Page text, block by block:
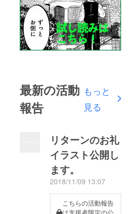
最新の活動
報告
もっと
見る
リターンのお礼
イラスト公開し
ます。
2018/11/09 13:07
こちらの活動報告